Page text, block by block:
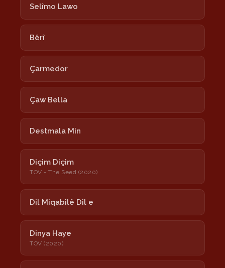
Selîmo Lawo
Bêrî
Çarmedor
Çaw Bella
Destmala Min
Diçim Diçim
TOV - The Seed (2020)
Dil Miqabilê Dil e
Dinya Haye
TOV (2020)